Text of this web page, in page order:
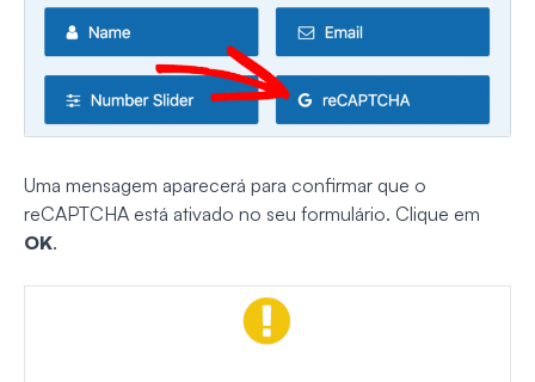
Uma mensagem aparecerá para confirmar que o
reCAPTCHA está ativado no seu formulário. Clique em
OK.